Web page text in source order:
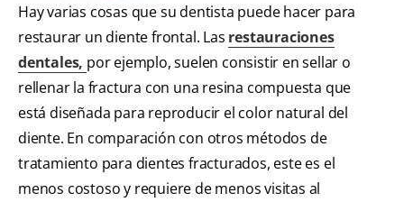
Hay varias cosas que su dentista puede hacer para
restaurar un diente frontal. Las restauraciones
dentales, por ejemplo, suelen consistir en sellar o
rellenar la fractura con una resina compuesta que
está diseñada para reproducir el color natural del
diente. En comparación con otros métodos de
tratamiento para dientes fracturados, este es el
menos costoso y requiere de menos visitas al